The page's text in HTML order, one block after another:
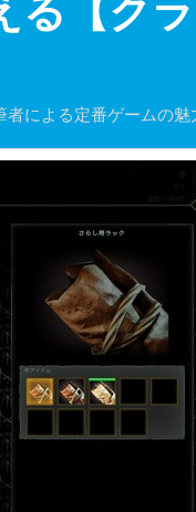
【ク
による定番ゲームの魅